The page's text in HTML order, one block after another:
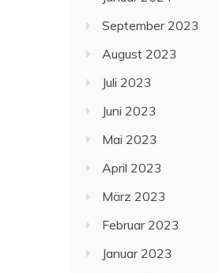
September 2023
August 2023
Juli 2023
Juni 2023
Mai 2023
April 2023
März 2023
Februar 2023
Januar 2023